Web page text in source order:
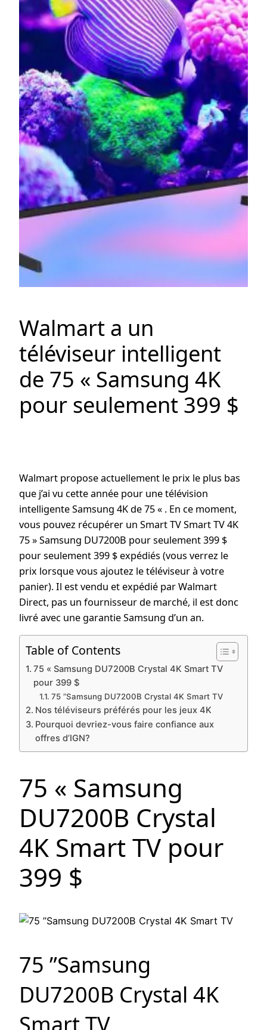
Walmart a un
téléviseur intelligent
de 75 « Samsung 4K
pour seulement 399 $
Walmart propose actuellement le prix le plus bas
que j’ai vu cette année pour une télévision
intelligente Samsung 4K de 75 « . En ce moment,
vous pouvez récupérer un Smart TV Smart TV 4K
75 » Samsung DU7200B pour seulement 399 $
pour seulement 399 $ expédiés (vous verrez le
prix lorsque vous ajoutez le téléviseur à votre
panier). Il est vendu et expédié par Walmart
Direct, pas un fournisseur de marché, il est donc
livré avec une garantie Samsung d’un an.
Table of Contents
75 « Samsung DU7200B Crystal 4K Smart TV
pour 399 $
75 ”Samsung DU7200B Crystal 4K Smart TV
Nos téléviseurs préférés pour les jeux 4K
Pourquoi devriez-vous faire confiance aux
offres d’IGN?
75 « Samsung
DU7200B Crystal
4K Smart TV pour
399 $
75 ”Samsung
DU7200B Crystal 4K
Smart TV